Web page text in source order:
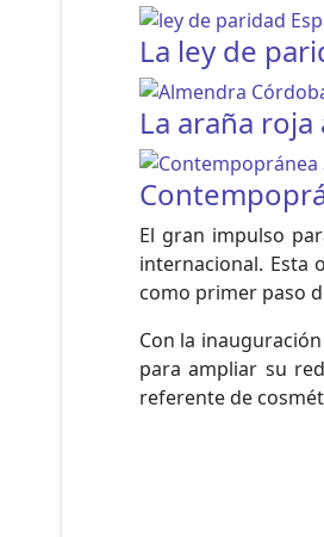
La ley de
La araña
El gran impulso
internacional. Esta
como primer paso
Con la
para ampliar su
referente de